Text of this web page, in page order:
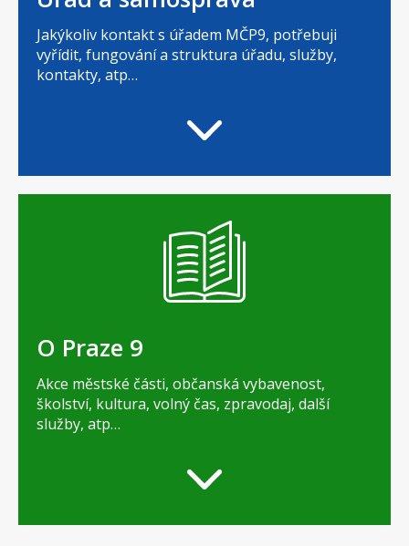
Jakýkoliv kontakt s úřadem MČP9, potřebuji
vyřídit, fungování a struktura úřadu, služby,
kontakty, atp…
O Praze 9
Akce městské části, občanská vybavenost,
školství, kultura, volný čas, zpravodaj, další
služby, atp…